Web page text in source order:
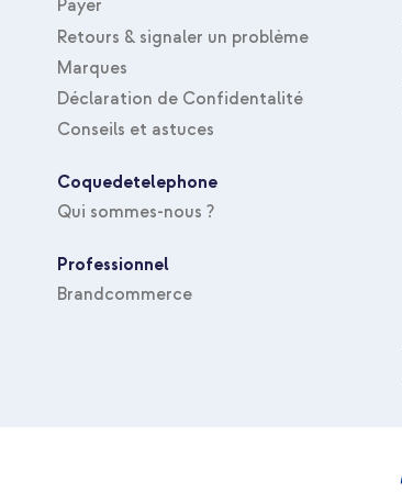
Payer
Retours & signaler un problème
Marques
Déclaration de Confidentalité
Conseils et astuces
Coquedetelephone
Qui sommes-nous ?
Professionnel
Brandcommerce